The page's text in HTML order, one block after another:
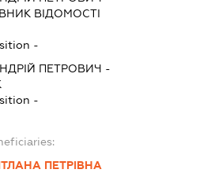
ВІДОМОСТІ
-
ПЕТРОВИЧ -
-
ПЕТРІВНА